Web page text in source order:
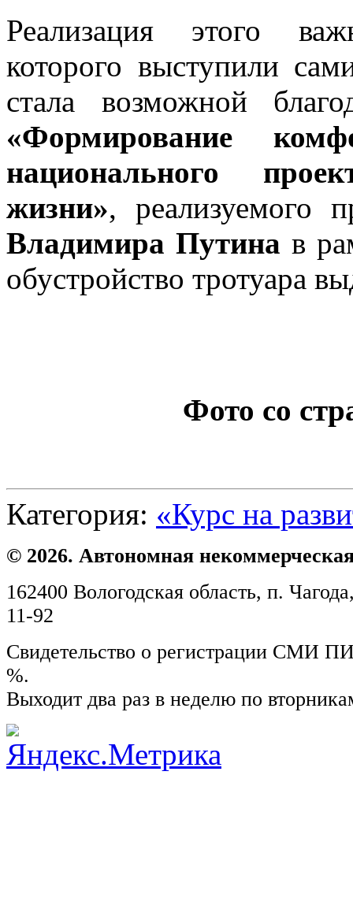
Реализация этого
которого выступили
стала возможной
«Формирование
национального
жизни», реализуемого
Владимира Путина в
обустройство тротуара
Фото со
Категория: «Курс на
© 2026. Автономная
162400 Вологодская область, п.
11-92
Свидетельство о регистрации СМИ
%.
Выходит два раз в неделю по